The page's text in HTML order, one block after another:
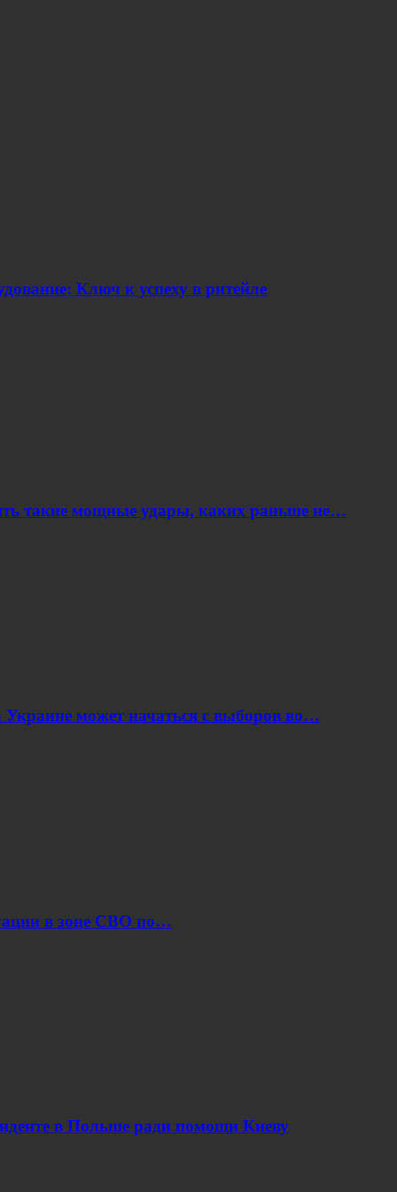
Ключ к успеху в ритейле
такие мощные удары, каких раньше не…
может начаться с выборов во…
в зоне СВО по…
в Польше ради помощи Киеву